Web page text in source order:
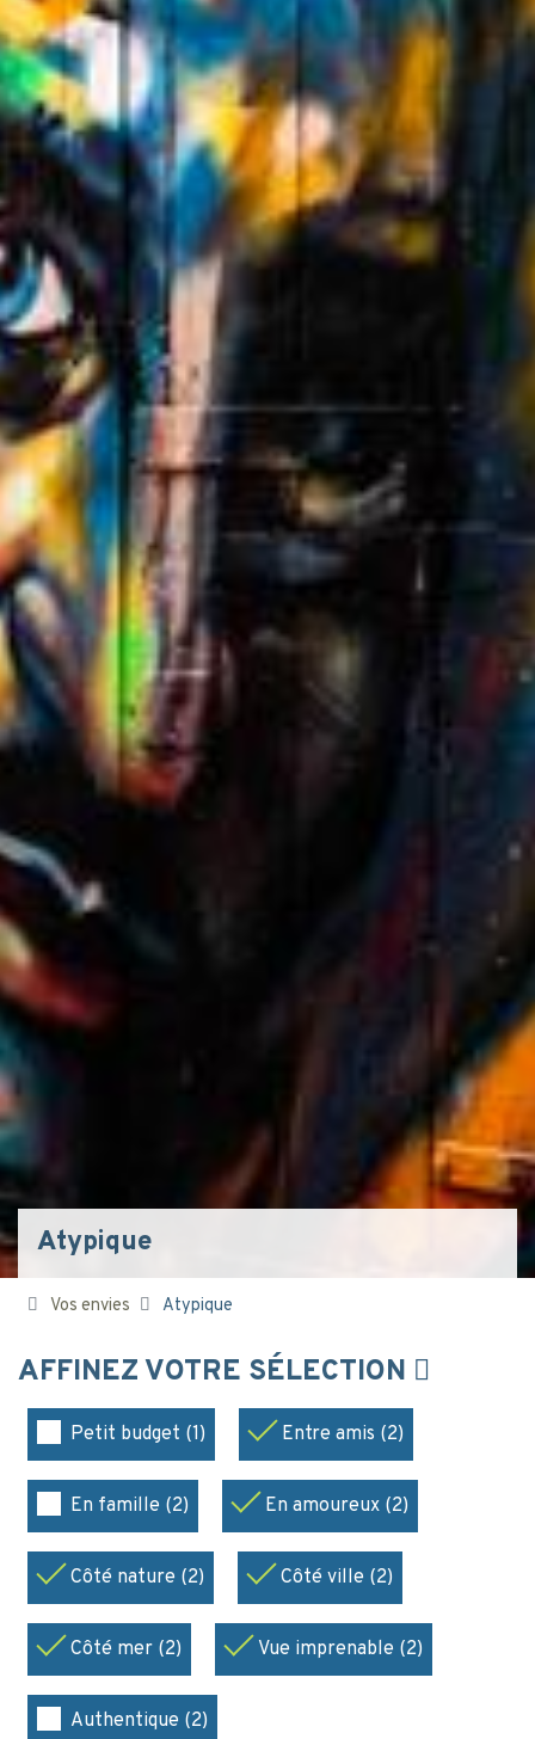
Atypique
Vos envies Atypique
AFFINEZ VOTRE SÉLECTION
Petit budget (1) Entre amis (2)
En famille (2) En amoureux (2)
Côté nature (2) Côté ville (2)
Côté mer (2) Vue imprenable (2)
Authentique (2)